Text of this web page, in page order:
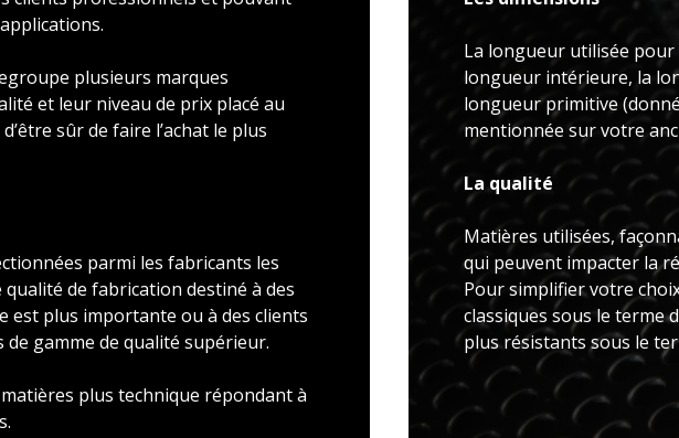
plusieurs marques
et leur niveau de prix placé au
sûr de faire l’achat le plus
parmi les fabricants les
de fabrication destiné à des
est plus importante ou à des clients
gamme de qualité supérieur.
plus technique répondant à
La longueur utilisée
longueur intérieure, la
longueur primitive
mentionnée sur votre
La qualité
Matières utilisées,
qui peuvent impacter la
Pour simplifier votre
classiques sous le terme
plus résistants sous le